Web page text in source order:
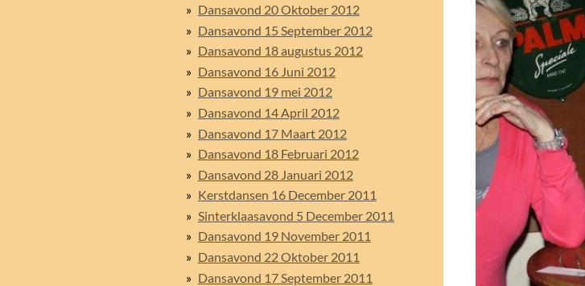
Dansavond 20 Oktober 2012
Dansavond 15 September 2012
Dansavond 18 augustus 2012
Dansavond 16 Juni 2012
Dansavond 19 mei 2012
Dansavond 14 April 2012
Dansavond 17 Maart 2012
Dansavond 18 Februari 2012
Dansavond 28 Januari 2012
Kerstdansen 16 December 2011
Sinterklaasavond 5 December 2011
Dansavond 19 November 2011
Dansavond 22 Oktober 2011
Dansavond 17 September 2011